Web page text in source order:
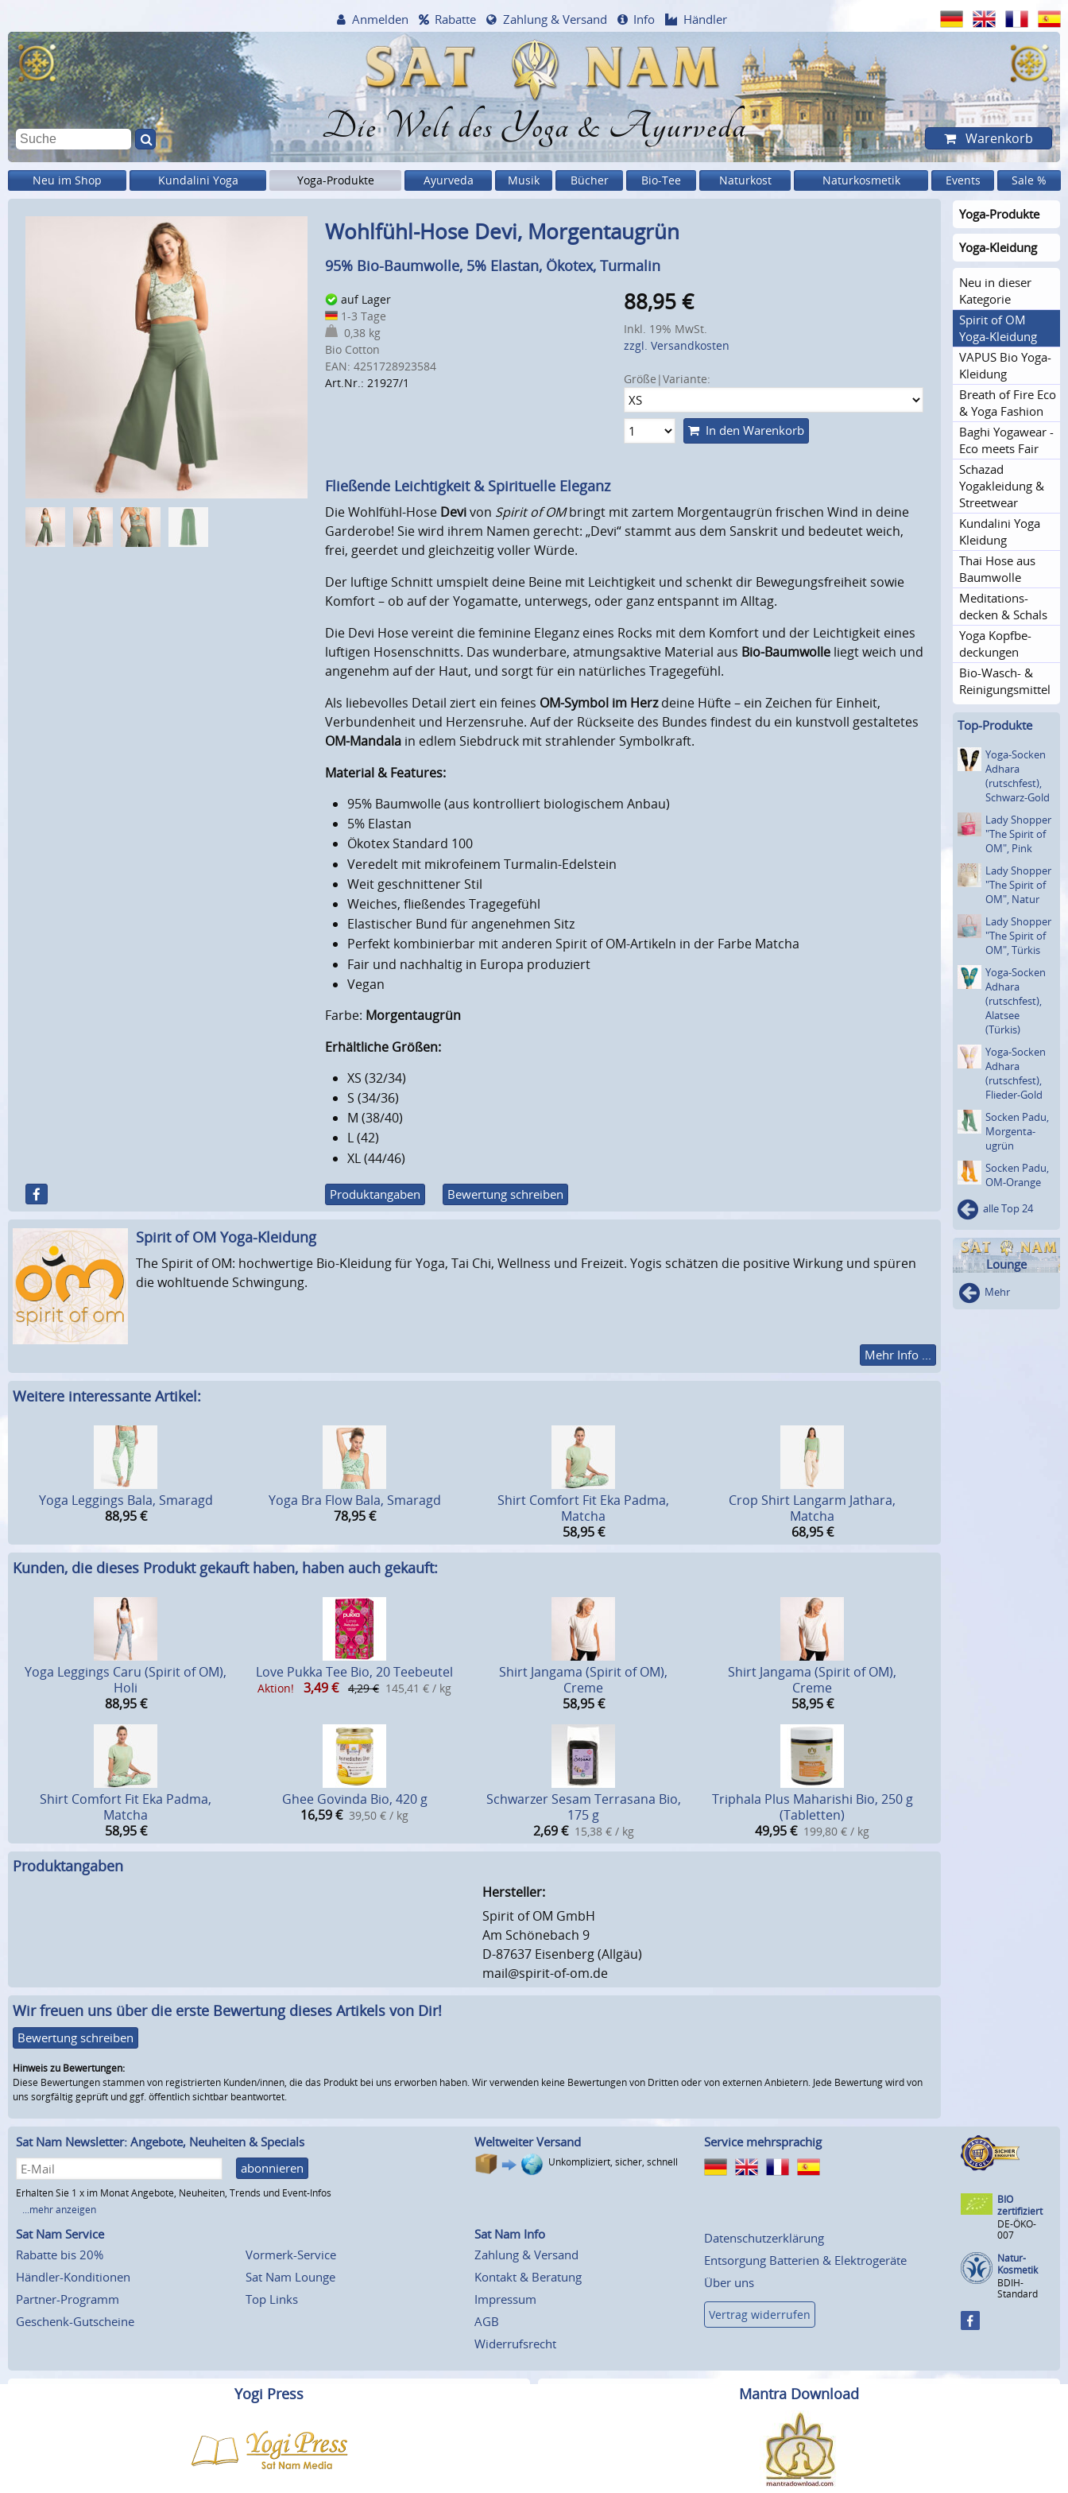
Die Welt des Yoga & Ayurveda
Anmelden Rabatte Zahlung & Versand Info Händler
Warenkorb
Neu im Shop Kundalini Yoga Yoga-Produkte Ayurveda Musik Bücher Bio-Tee Naturkost Naturkosmetik Events Sale %
Wohlfühl-Hose Devi, Morgentaugrün
95% Bio-Baumwolle, 5% Elastan, Ökotex, Turmalin
auf Lager
1-3 Tage
0,38 kg
Bio Cotton
EAN: 4251728923584
Art.Nr.: 21927/1
88,95€
Inkl. 19% MwSt.
zzgl. Versandkosten
Größe|Variante:
In den Warenkorb
Fließende Leichtigkeit & Spirituelle Eleganz
Die Wohlfühl-Hose Devivon Spirit of OMbringt mit zartem Morgentaugrün frischen Wind in deine
Garderobe! Sie wird ihrem Namen gerecht: „Devi“ stammt aus dem Sanskrit und bedeutet weich,
frei, geerdet und gleichzeitig voller Würde.
Der luftige Schnitt umspielt deine Beine mit Leichtigkeit und schenkt dir Bewegungsfreiheit sowie
Komfort – ob auf der Yogamatte, unterwegs, oder ganz entspannt im Alltag.
Die Devi Hose vereint die feminine Eleganz eines Rocks mit dem Komfort und der Leichtigkeit eines
luftigen Hosenschnitts. Das wunderbare, atmungsaktive Material aus Bio-Baumwolleliegt weich und
angenehm auf der Haut, und sorgt für ein natürliches Tragegefühl.
Als liebevolles Detail ziert ein feines OM-Symbol im Herzdeine Hüfte – ein Zeichen für Einheit,
Verbundenheit und Herzensruhe. Auf der Rückseite des Bundes findest du ein kunstvoll gestaltetes
OM-Mandalain edlem Siebdruck mit strahlender Symbolkraft.
Material &Features:
95% Baumwolle (aus kontrolliert biologischem Anbau)
5% Elastan
Ökotex Standard 100
Veredelt mit mikrofeinem Turmalin-Edelstein
Weit geschnittener Stil
Weiches, fließendes Tragegefühl
Elastischer Bund für angenehmen Sitz
Perfekt kombinierbar mit anderen Spirit of OM-Artikeln in der Farbe Matcha
Fair und nachhaltig in Europa produziert
Vegan
Farbe: Morgentaugrün
Erhältliche Größen:
XS (32/34)
S (34/36)
M (38/40)
L (42)
XL (44/46)
Produktangaben Bewertung schreiben
Spirit of OM Yoga-Kleidung
The Spirit of OM: hochwertige Bio-Kleidung für Yoga, Tai Chi, Wellness und Freizeit. Yogis schätzen die positive Wirkung und spüren
die wohltuende Schwingung.
Mehr Info ...
Weitere interessante Artikel:
Yoga Leggings Bala, Smaragd
88,95 €
Yoga Bra Flow Bala, Smaragd
78,95 €
Shirt Comfort Fit Eka Padma,
Matcha
58,95 €
Crop Shirt Langarm Jathara,
Matcha
68,95 €
Kunden, die dieses Produkt gekauft haben, haben auch gekauft:
Yoga Leggings Caru (Spirit of OM),
Holi
88,95 €
Love Pukka Tee Bio, 20 Teebeutel
Aktion! 3,49€ 4,29 € 145,41 € / kg
Shirt Jangama (Spirit of OM),
Creme
58,95 €
Shirt Jangama (Spirit of OM),
Creme
58,95 €
Shirt Comfort Fit Eka Padma,
Matcha
58,95 €
Ghee Govinda Bio, 420 g
16,59€ 39,50 € / kg
Schwarzer Sesam Terrasana Bio,
175 g
2,69 € 15,38 € / kg
Triphala Plus Maharishi Bio, 250 g
(Tabletten)
49,95€ 199,80 € / kg
Produktangaben
Hersteller:
Spirit of OM GmbH
Am Schönebach 9
D-87637 Eisenberg (Allgäu)
mail@spirit-of-om.de
Wir freuen uns über die erste Bewertung dieses Artikels von Dir!
Bewertung schreiben
Hinweis zu Bewertungen:
Diese Bewertungen stammen von registrierten Kunden/innen, die das Produkt bei uns erworben haben. Wir verwenden keine Bewertungen von Dritten oder von externen Anbietern. Jede Bewertung wird von
uns sorgfältig geprüft und ggf. öffentlich sichtbar beantwortet.
Yoga-Produkte
Yoga-Kleidung
Neu in dieser
Kategorie
Spirit of OM
Yoga-Kleidung
VAPUS Bio Yoga-
Kleidung
Breath of Fire Eco
& Yoga Fashion
Baghi Yogawear -
Eco meets Fair
Schazad
Yogakleidung &
Streetwear
Kundalini Yoga
Kleidung
Thai Hose aus
Baumwolle
Meditations­
decken & Schals
Yoga Kopfbe­
deckungen
Bio-Wasch- &
Reinigun­gsmittel
Top-Produkte
Yoga-Socken
Adhara
(rutsch­fest),
Schwarz-Gold
Lady Shopper
"The Spirit of
OM", Pink
Lady Shopper
"The Spirit of
OM", Natur
Lady Shopper
"The Spirit of
OM", Türkis
Yoga-Socken
Adhara
(rutsch­fest),
Alatsee
(Türkis)
Yoga-Socken
Adhara
(rutsch­fest),
Flieder-Gold
Socken Padu,
Morgenta­
ugrün
Socken Padu,
OM-Orange
alle Top 24
Lounge
Mehr
Sat Nam Newsletter: Angebote, Neuheiten & Specials
abonnieren
Erhalten Sie 1 x im Monat Angebote, Neuheiten, Trends und Event-Infos
...mehr anzeigen
Weltweiter Versand
Unkompliziert, sicher, schnell
Service mehrsprachig
Sat Nam Service
Rabatte bis 20%
Händler-Konditionen
Partner-Programm
Geschenk-Gutscheine
Vormerk-Service
Sat Nam Lounge
Top Links
Sat Nam Info
Zahlung & Versand
Kontakt & Beratung
Impressum
AGB
Widerrufsrecht
Datenschutzerklärung
Entsorgung Batterien & Elektrogeräte
Über uns
Vertrag widerrufen
BIO
zertifiziert
DE-ÖKO-
007
Natur-
Kosmetik
BDIH-
Standard
Yogi Press Mantra Download